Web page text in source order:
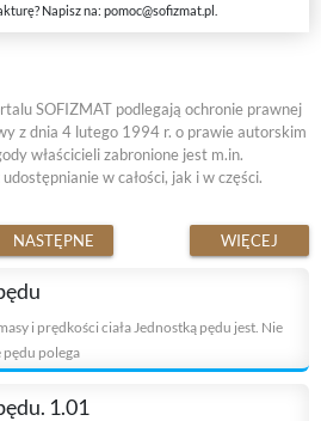
Napisz na: pomoc@sofizmat.pl
SOFIZMAT podlegają ochronie prawnej
z dnia 4 lutego 1994 r. o prawie autorskim
właścicieli zabronione jest m.in.
w całości, jak i w części.
NASTĘPNE WIĘCEJ
i prędkości ciała Jednostką pędu jest. Nie
pędu polega
1.01